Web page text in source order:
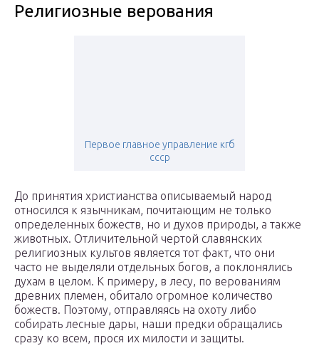
Религиозные верования
Первое главное управление кгб
ссср
До принятия христианства описываемый народ
относился к язычникам, почитающим не только
определенных божеств, но и духов природы, а также
животных. Отличительной чертой славянских
религиозных культов является тот факт, что они
часто не выделяли отдельных богов, а поклонялись
духам в целом. К примеру, в лесу, по верованиям
древних племен, обитало огромное количество
божеств. Поэтому, отправляясь на охоту либо
собирать лесные дары, наши предки обращались
сразу ко всем, прося их милости и защиты.